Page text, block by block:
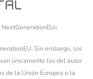
Sin embargo, los
únicamente los del autor
de la Unión Europea o la